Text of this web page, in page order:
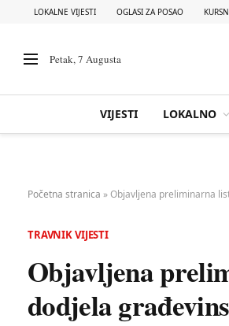
LOKALNE VIJESTI OGLASI ZA POSAO
Petak, 7 Augusta
VIJESTI LOKALNO
Početna stranica »Objavljena preliminarna
TRAVNIK VIJESTI
Objavljena
dodjela